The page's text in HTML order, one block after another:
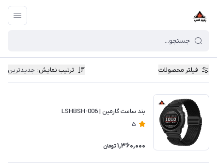
فیلتر محصولات ترتیب نمایش: جدیدترین
بند ساعت گارمین | LSHBSH-006
5
1,360,000 تومان